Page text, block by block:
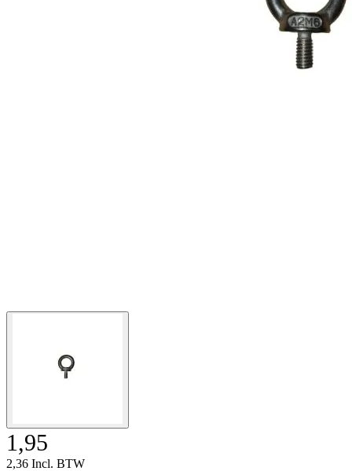
1,95
2,36 Incl. BTW